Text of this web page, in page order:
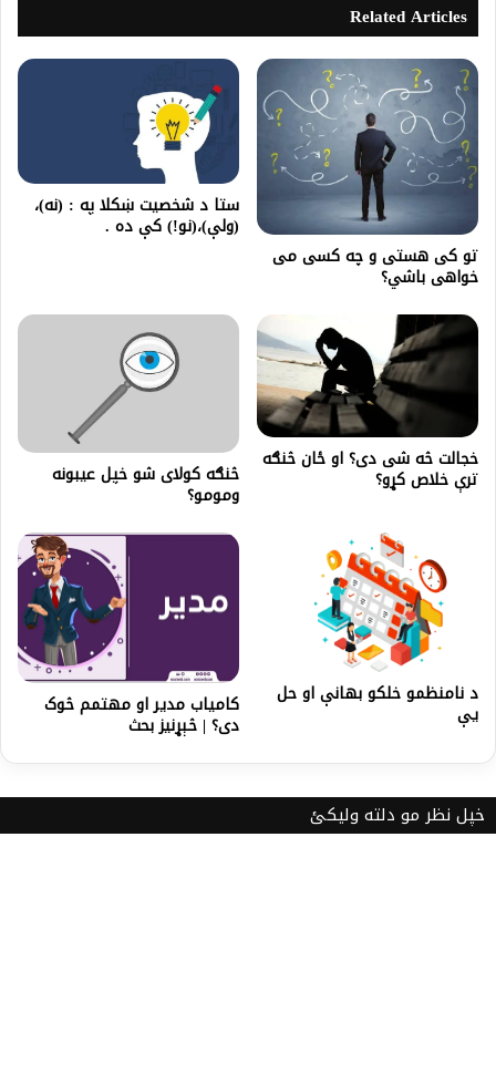
Related Articles
تو كى هستى و چه كسى مى
خواهى باشي؟
ستا د شخصيت ښکلا په : (نه)،
(ولې)،(نو!) کې ده .
خجالت څه شی دی؟ او ځان څنګه
ترې خلاص کړو؟ څنګه کولای شو خپل عیبونه
ومومو؟
د نامنظمو خلکو بهانې او حل
يې کامياب مدير او مهتمم څوک
دی؟ | څېړنيز بحث
خپل نظر مو دلته ولیکئ